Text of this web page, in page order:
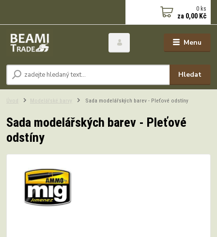
Menu
Hledat
0 ks
za 0,00 Kč
Úvod Modelářské barvy Sada modelářských barev - Pleťové odstíny
Sada modelářských barev - Pleťové
odstíny